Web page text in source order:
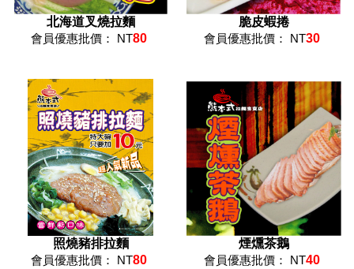
北海道叉燒拉麵
會員優惠批價： NT80
脆皮蝦捲
會員優惠批價： NT30
照燒豬排拉麵
會員優惠批價： NT80
煙燻茶鵝
會員優惠批價： NT40